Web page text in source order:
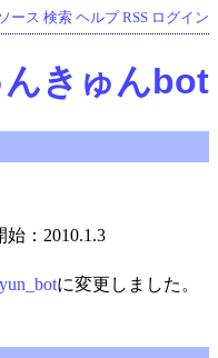
ソース 検索 ヘルプ RSS ログイン
んきゅんbot
始：2010.1.3
に変更しました。